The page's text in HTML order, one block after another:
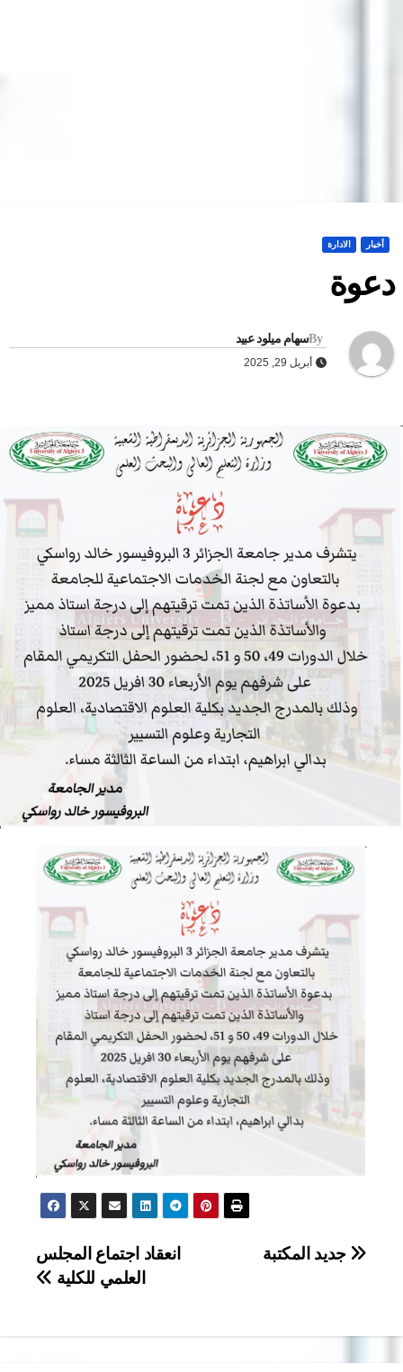
أخبار الادارة
Byسهام ميلود عبيد
أبريل 29, 2025
تصفّح
انعقاد اجتماع المجلس
العلمي للكلية
جديد المكتبة